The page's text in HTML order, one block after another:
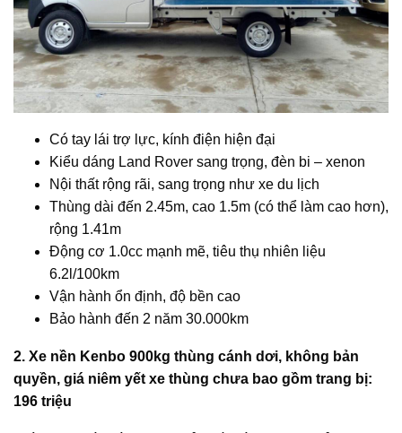
Có tay lái trợ lực, kính điện hiện đại
Kiểu dáng Land Rover sang trọng, đèn bi – xenon
Nội thất rộng rãi, sang trọng như xe du lịch
Thùng dài đến 2.45m, cao 1.5m (có thể làm cao hơn),
rộng 1.41m
Động cơ 1.0cc mạnh mẽ, tiêu thụ nhiên liệu
6.2l/100km
Vận hành ổn định, độ bền cao
Bảo hành đến 2 năm 30.000km
2. Xe nền Kenbo 900kg thùng cánh dơi, không bản
quyền, giá niêm yết xe thùng chưa bao gồm trang bị:
196 triệu